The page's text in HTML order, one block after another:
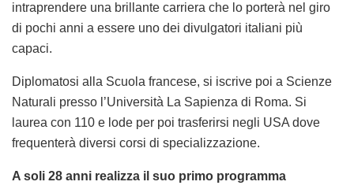
intraprendere una brillante carriera che lo porterà nel giro
di pochi anni a essere uno dei divulgatori italiani più
capaci.
Diplomatosi alla Scuola francese, si iscrive poi a Scienze
Naturali presso l’Università La Sapienza di Roma. Si
laurea con 110 e lode per poi trasferirsi negli USA dove
frequenterà diversi corsi di specializzazione.
A soli 28 anni realizza il suo primo programma